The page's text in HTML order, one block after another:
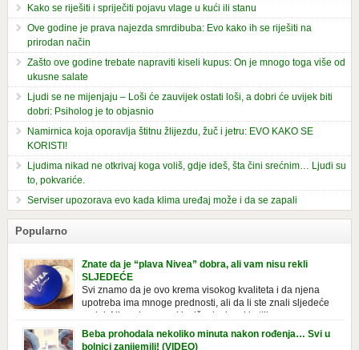
Kako se riješiti i spriječiti pojavu vlage u kući ili stanu
Ove godine je prava najezda smrdibuba: Evo kako ih se riješiti na
prirodan način
Zašto ove godine trebate napraviti kiseli kupus: On je mnogo toga više od
ukusne salate
Ljudi se ne mijenjaju – Loši će zauvijek ostati loši, a dobri će uvijek biti
dobri: Psiholog je to objasnio
Namirnica koja oporavlja štitnu žlijezdu, žuč i jetru: EVO KAKO SE
KORISTI!
Ljudima nikad ne otkrivaj koga voliš, gdje ideš, šta čini srećnim… Ljudi su
to, pokvariće.
Serviser upozorava evo kada klima uređaj može i da se zapali
Popularno
Znate da je “plava Nivea” dobra, ali vam nisu rekli
SLJEDEĆE
Svi znamo da je ovo krema visokog kvaliteta i da njena
upotreba ima mnoge prednosti, ali da li ste znali sljedeće
o njoj. Nivea krema u klasičnoj, plavoj kutiji,
prepoznatljivog mirisa i jednostavne formule, jeste nezamenljiv inventar
u kupatilima i muškaraca i žena. Mnogi ljudi se ne odvajaju od nje, pa je
Beba prohodala nekoliko minuta nakon rođenja… Svi u
bolnici zanijemili! (VIDEO)